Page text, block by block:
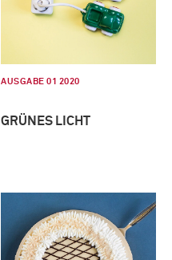
AUSGABE 01 2020
GRÜNES LICHT